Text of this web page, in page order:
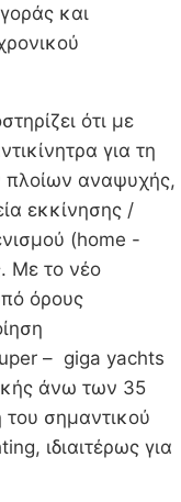
και
ότι με
για τη
πλοίων αναψυχής,
εκκίνησης /
(home -
Με το νέο
όρους
– giga yachts
άνω των 35
σημαντικού
ιδιαιτέρως για